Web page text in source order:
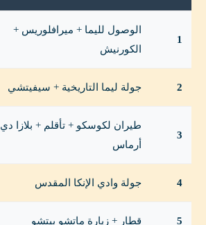
1
الوصول لليما + ميرافلوريس +
الكورنيش
2 جولة ليما التاريخية + سيفيتشي
3
طيران لكوسكو + تأقلم + بلازا دي
أرماس
4 جولة وادي الإنكا المقدس
5 قطار + زيارة ماتشو بيتشو